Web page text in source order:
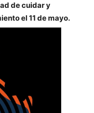
de cuidar y
el 11 de mayo.